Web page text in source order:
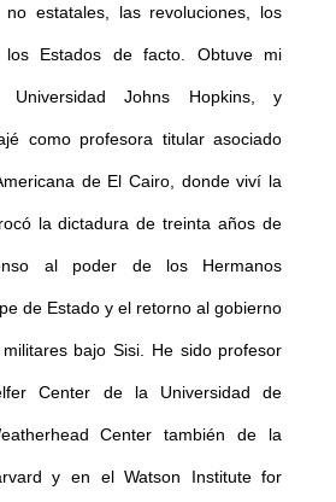
estatales, las revoluciones, los
los Estados de facto. Obtuve mi
Johns Hopkins, y
como profesora titular asociado
de El Cairo, donde viví la
la dictadura de treinta años de
al poder de los Hermanos
de Estado y el retorno al gobierno
bajo Sisi. He sido profesor
Center de la Universidad de
Center también de la
y en el Watson Institute for